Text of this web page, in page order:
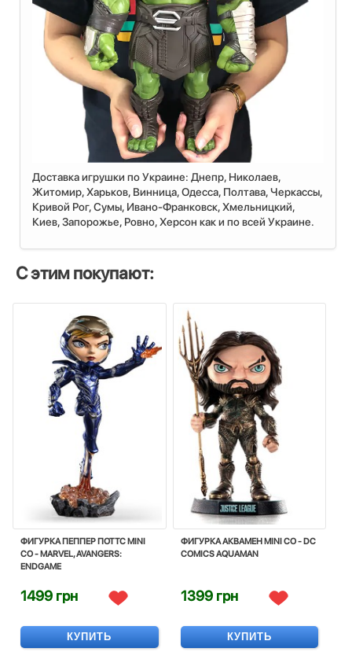
Доставка игрушки по Украине: Днепр, Николаев,
Житомир, Харьков, Винница, Одесса, Полтава, Черкассы,
Кривой Рог, Сумы, Ивано-Франковск, Хмельницкий,
Киев, Запорожье, Ровно, Херсон как и по всей Украине.
С этим покупают:
ФИГУРКА ПЕППЕР ПОТТС MINI
CO - MARVEL, AVANGERS:
ENDGAME
1499 грн
КУПИТЬ
ФИГУРКА АКВАМЕН MINI CO - DC
COMICS AQUAMAN
1399 грн
КУПИТЬ